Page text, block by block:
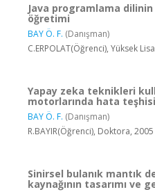
Java programlama
öğretimi
BAY Ö. F. (Danışman)
C.ERPOLAT(Öğrenci), Yüksek
Yapay zeka teknikleri
motorlarında hata teşhisi
BAY Ö. F. (Danışman)
R.BAYIR(Öğrenci), Doktora, 2005
Sinirsel bulanık mantık
kaynağının tasarımı ve